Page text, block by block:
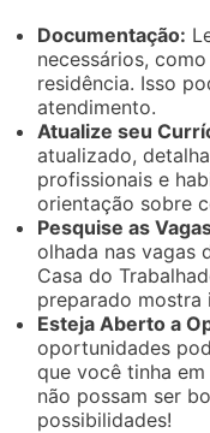
Documentação:
necessários,
residência. Isso
atendimento.
Atualize seu
atualizado,
profissionais e
orientação sobre
Pesquise as
olhada nas vagas
Casa do
preparado mostra
Esteja Aberto a
oportunidades
que você tinha
não possam ser
possibilidades!